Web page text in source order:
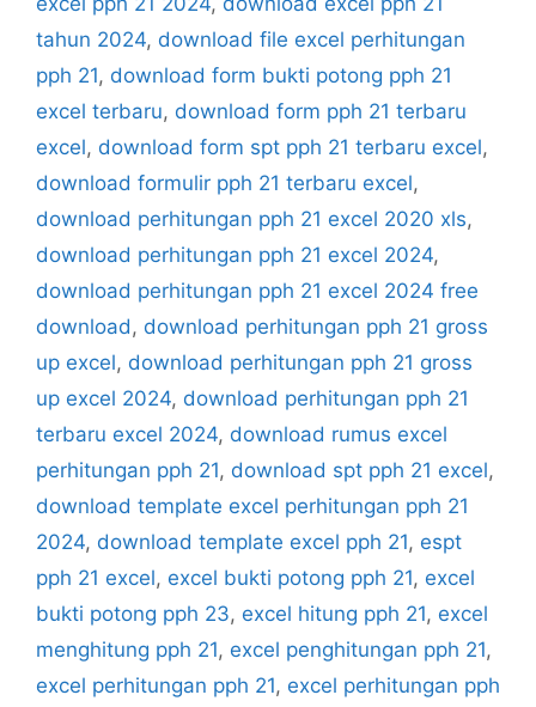
tahun 2024, download file excel perhitungan
pph 21, download form bukti potong pph 21
excel terbaru, download form pph 21 terbaru
excel, download form spt pph 21 terbaru excel,
download formulir pph 21 terbaru excel,
download perhitungan pph 21 excel 2020 xls,
download perhitungan pph 21 excel 2024,
download perhitungan pph 21 excel 2024 free
download , download perhitungan pph 21 gross
up excel, download perhitungan pph 21 gross
up excel 2024, download perhitungan pph 21
terbaru excel 2024, download rumus excel
perhitungan pph 21, download spt pph 21 excel,
download template excel perhitungan pph 21
2024, download template excel pph 21, espt
pph 21 excel, excel bukti potong pph 21, excel
bukti potong pph 23, excel hitung pph 21, excel
menghitung pph 21, excel penghitungan pph 21,
excel perhitungan pph 21, excel perhitungan pph